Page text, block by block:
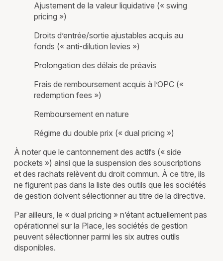
Ajustement de la valeur liquidative (« swing
pricing »)
Droits d’entrée/sortie ajustables acquis au
fonds (« anti-dilution levies »)
Prolongation des délais de préavis
Frais de remboursement acquis à l’OPC («
redemption fees »)
Remboursement en nature
Régime du double prix (« dual pricing »)
À noter que le cantonnement des actifs (« side
pockets ») ainsi que la suspension des souscriptions
et des rachats relèvent du droit commun. À ce titre, ils
ne figurent pas dans la liste des outils que les sociétés
de gestion doivent sélectionner au titre de la directive.
Par ailleurs, le « dual pricing » n’étant actuellement pas
opérationnel sur la Place, les sociétés de gestion
peuvent sélectionner parmi les six autres outils
disponibles.